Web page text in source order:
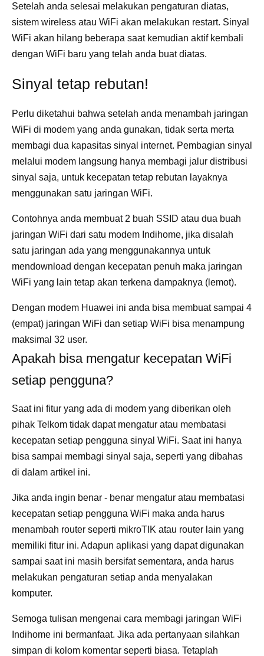
Setelah anda selesai melakukan pengaturan diatas,
sistem wireless atau WiFi akan melakukan restart. Sinyal
WiFi akan hilang beberapa saat kemudian aktif kembali
dengan WiFi baru yang telah anda buat diatas.
Sinyal tetap rebutan!
Perlu diketahui bahwa setelah anda menambah jaringan
WiFi di modem yang anda gunakan, tidak serta merta
membagi dua kapasitas sinyal internet. Pembagian sinyal
melalui modem langsung hanya membagi jalur distribusi
sinyal saja, untuk kecepatan tetap rebutan layaknya
menggunakan satu jaringan WiFi.
Contohnya anda membuat 2 buah SSID atau dua buah
jaringan WiFi dari satu modem Indihome, jika disalah
satu jaringan ada yang menggunakannya untuk
mendownload dengan kecepatan penuh maka jaringan
WiFi yang lain tetap akan terkena dampaknya (lemot).
Dengan modem Huawei ini anda bisa membuat sampai 4
(empat) jaringan WiFi dan setiap WiFi bisa menampung
maksimal 32 user.
Apakah bisa mengatur kecepatan WiFi
setiap pengguna?
Saat ini fitur yang ada di modem yang diberikan oleh
pihak Telkom tidak dapat mengatur atau membatasi
kecepatan setiap pengguna sinyal WiFi. Saat ini hanya
bisa sampai membagi sinyal saja, seperti yang dibahas
di dalam artikel ini.
Jika anda ingin benar - benar mengatur atau membatasi
kecepatan setiap pengguna WiFi maka anda harus
menambah router seperti mikroTIK atau router lain yang
memiliki fitur ini. Adapun aplikasi yang dapat digunakan
sampai saat ini masih bersifat sementara, anda harus
melakukan pengaturan setiap anda menyalakan
komputer.
Semoga tulisan mengenai cara membagi jaringan WiFi
Indihome ini bermanfaat. Jika ada pertanyaan silahkan
simpan di kolom komentar seperti biasa. Tetaplah